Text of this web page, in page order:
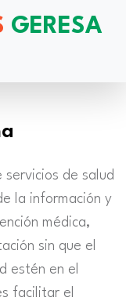
GERESA
de salud
la información y
médica,
sin que el
estén en el
facilitar el